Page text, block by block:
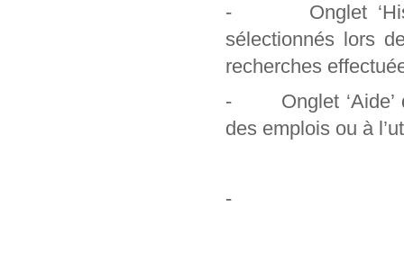
- Onglet
sélectionnés lors
recherches
- Onglet ‘Aide’
des emplois ou à
-